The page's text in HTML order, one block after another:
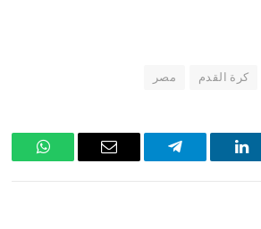
كرة القدم مصر
لينكدإن تيلقرام
البريد
واتساب